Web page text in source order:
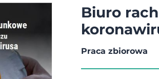
Biuro
Praca zbiorowa